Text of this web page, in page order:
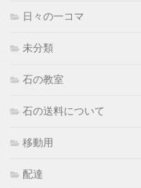
日々の一コマ
未分類
石の教室
石の送料について
移動用
配達